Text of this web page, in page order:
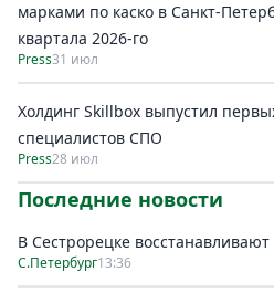
марками по каско в Санкт-
квартала 2026-го
Press31 июл
Холдинг Skillbox выпустил
специалистов СПО
Press28 июл
Последние новости
В Сестрорецке
С.Петербург13:36